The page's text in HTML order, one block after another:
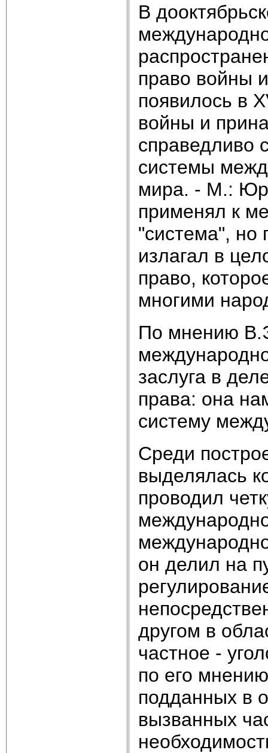
В
право войны
появилось в
войны и
справедливо
системы
мира. - М.:
применял к
"система", но
излагал в
право,
многими
По мнению
заслуга в
права: она
систему
Среди
выделялась
проводил
он делил на
другом в
частное -
по его
подданных в
вызванных